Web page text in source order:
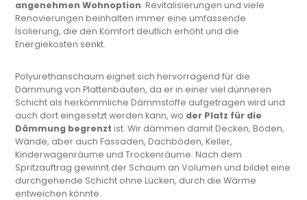
angenehmen Wohnoption. Revitalisierungen und viele
Renovierungen beinhalten immer eine umfassende
Isolierung, die den Komfort deutlich erhöht und die
Energiekosten senkt.
Polyurethanschaum eignet sich hervorragend für die
Dämmung von Plattenbauten, da er in einer viel dünneren
Schicht als herkömmliche Dämmstoffe aufgetragen wird und
auch dort eingesetzt werden kann, wo der Platz für die
Dämmung begrenzt ist. Wir dämmen damit Decken, Böden,
Wände, aber auch Fassaden, Dachböden, Keller,
Kinderwagenräume und Trockenräume. Nach dem
Spritzauftrag gewinnt der Schaum an Volumen und bildet eine
durchgehende Schicht ohne Lücken, durch die Wärme
entweichen könnte.